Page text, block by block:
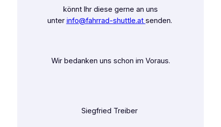
könnt Ihr diese gerne an uns
unter info@fahrrad-shuttle.at senden.
Wir bedanken uns schon im Voraus.
Siegfried Treiber